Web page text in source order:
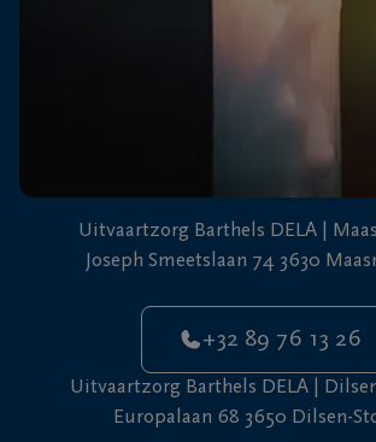
Uitvaartzorg Barthels DELA |
Joseph Smeetslaan 74 3630
+32 89 76 13 26
Uitvaartzorg Barthels DELA |
Europalaan 68 3650 Dilsen-